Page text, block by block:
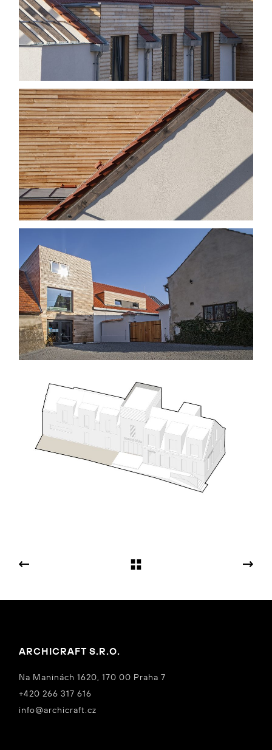
ARCHICRAFT S.R.O.
Na Maninách 1620, 170 00 Praha 7
+420 266 317 616
info@archicraft.cz